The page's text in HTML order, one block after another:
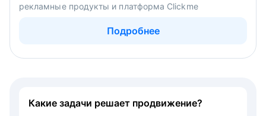
рекламные продукты и платформа Clickme
Подробнее
Какие задачи решает продвижение?